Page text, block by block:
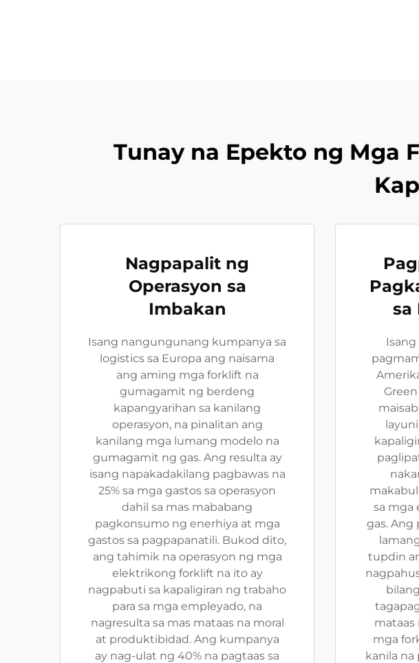
Tunay na Epekto ng Mga
Nagpapalit ng
Operasyon sa
Imbakan
Isang nangungunang kumpanya sa
logistics sa Europa ang naisama
ang aming mga forklift na
gumagamit ng berdeng
kapangyarihan sa kanilang
operasyon, na pinalitan ang
kanilang mga lumang modelo na
gumagamit ng gas. Ang resulta ay
isang napakadakilang pagbawas na
25% sa mga gastos sa operasyon
dahil sa mas mababang
pagkonsumo ng enerhiya at mga
gastos sa pagpapanatili. Bukod dito,
ang tahimik na operasyon ng mga
elektrikong forklift na ito ay
nagpabuti sa kapaligiran ng trabaho
para sa mga empleyado, na
nagresulta sa mas mataas na moral
at produktibidad. Ang kumpanya
ay nag-ulat ng 40% na pagtaas sa
sa
sa mga
gas. Ang
tupdin
mataas
mga
kanila na